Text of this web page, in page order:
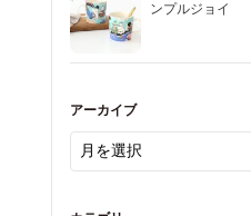
ンプルジョイ
アーカイブ